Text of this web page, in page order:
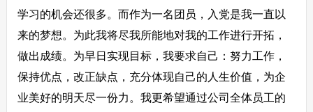
学习的机会还很多。而作为一名团员，入党是我一直以
来的梦想。为此我将尽我所能地对我的工作进行开拓，
做出成绩。为早日实现目标，我要求自己：努力工作，
保持优点，改正缺点，充分体现自己的人生价值，为企
业美好的明天尽一份力。我更希望通过公司全体员工的